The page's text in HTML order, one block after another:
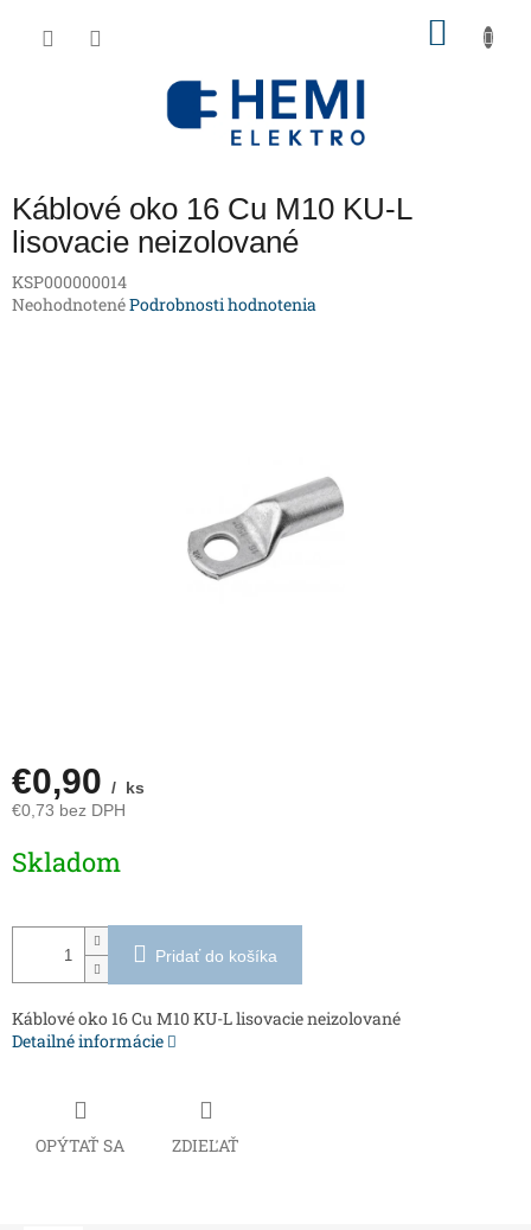
Káblové oko 16 Cu M10 KU-L
lisovacie neizolované
KSP000000014
Priemerné
NeohodnotenéPodrobnosti hodnotenia
€0,90 / ks
€0,73 bez DPH
cena:
Skladom
Pridať do košíka
Káblové oko 16 Cu M10 KU-L lisovacie neizolované
Detailné informácie
OPÝTAŤ SA ZDIEĽAŤ